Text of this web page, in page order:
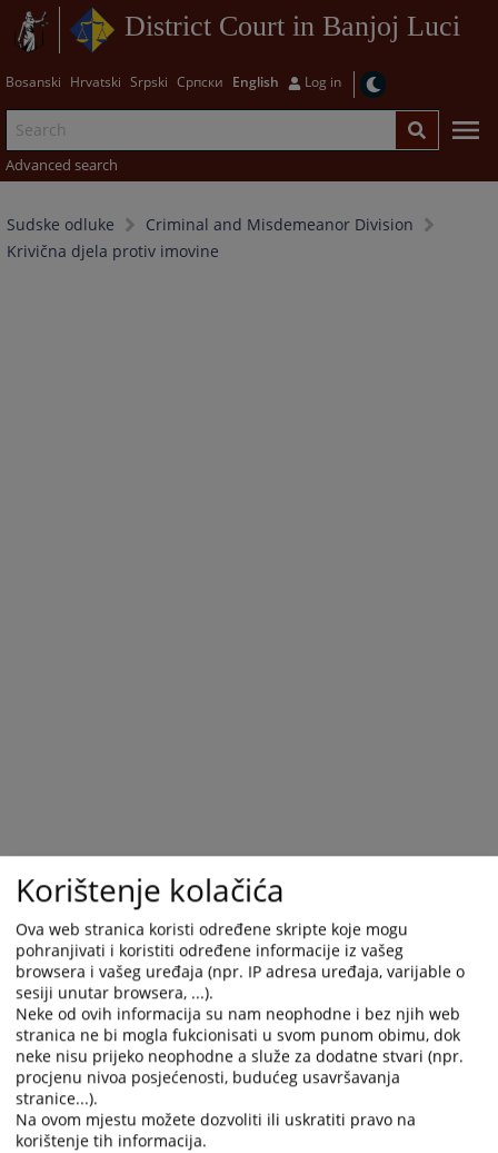
District Court in Banjoj Luci
Bosanski Hrvatski Srpski Српски English Log in
Advanced search
Sudske odluke
Criminal and Misdemeanor Division
Krivična djela protiv imovine
Trenutno nema vijesti
Korištenje kolačića
Ova web stranica koristi određene skripte koje mogu
pohranjivati i koristiti određene informacije iz vašeg
browsera i vašeg uređaja (npr. IP adresa uređaja, varijable o
sesiji unutar browsera, ...).
Neke od ovih informacija su nam neophodne i bez njih web
stranica ne bi mogla fukcionisati u svom punom obimu, dok
neke nisu prijeko neophodne a služe za dodatne stvari (npr.
procjenu nivoa posjećenosti, budućeg usavršavanja
stranice...).
Na ovom mjestu možete dozvoliti ili uskratiti pravo na
korištenje tih informacija.